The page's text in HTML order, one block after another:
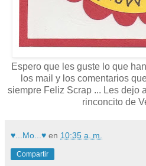
Espero que les guste lo que
los mail y los comentarios
siempre Feliz Scrap ... Les dejo
rinconcito de
♥...Mo...♥ en 10:35 a. m.
Compartir